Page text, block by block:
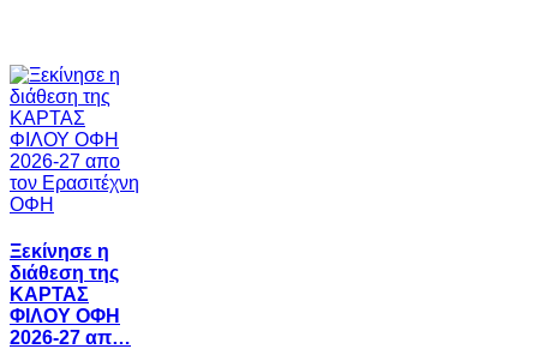
Ξεκίνησε η
διάθεση της
ΚΑΡΤΑΣ
ΦΙΛΟΥ ΟΦΗ
2026-27 απ…